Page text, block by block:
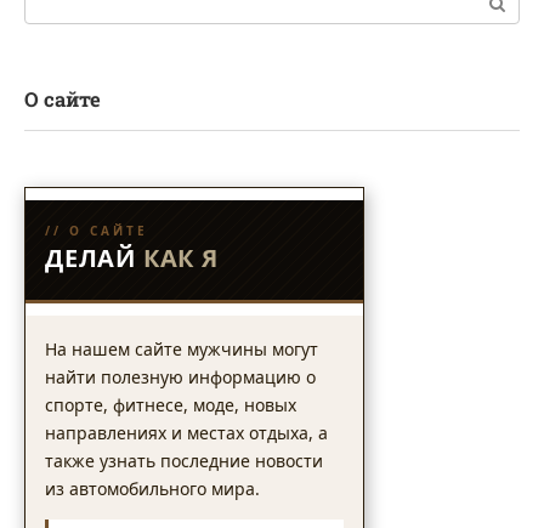
О сайте
// О САЙТЕ
ДЕЛАЙ КАК Я
На нашем сайте мужчины могут
найти полезную информацию о
спорте, фитнесе, моде, новых
направлениях и местах отдыха, а
также узнать последние новости
из автомобильного мира.